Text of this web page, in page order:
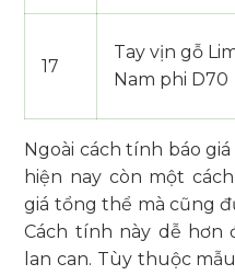
17
Tay vịn gỗ
Nam phi D70
Ngoài cách tính báo
hiện nay còn một
giá tổng thể mà cũng
Cách tính này dễ hơn
lan can. Tùy thuộc